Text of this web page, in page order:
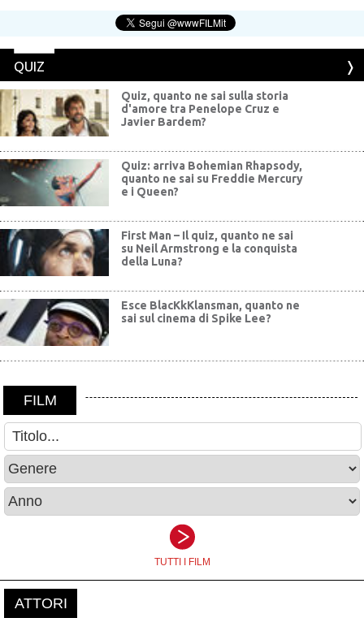
QUIZ
Quiz, quanto ne sai sulla storia
d'amore tra Penelope Cruz e
Javier Bardem?
Quiz: arriva Bohemian Rhapsody,
quanto ne sai su Freddie Mercury
e i Queen?
First Man – Il quiz, quanto ne sai
su Neil Armstrong e la conquista
della Luna?
Esce BlacKkKlansman, quanto ne
sai sul cinema di Spike Lee?